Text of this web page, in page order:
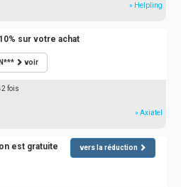
» Helpling
sur votre achat
voir
fois
» Axiatel
est gratuite vers la réduction